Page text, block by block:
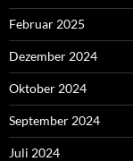
Februar 2025
Dezember 2024
Oktober 2024
September 2024
Juli 2024